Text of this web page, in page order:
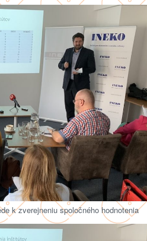
k zverejneniu spoločného hodnotenia